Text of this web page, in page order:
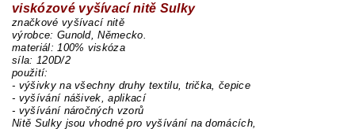
viskózové vyšívací nitě Sulky
značkové vyšívací nitě
výrobce: Gunold, Německo.
materiál: 100% viskóza
síla: 120D/2
použití:
- výšivky na všechny druhy textilu, trička, čepice
- vyšívání nášivek, aplikací
- vyšívání náročných vzorů
Nitě Sulky jsou vhodné pro vyšívání na domácích,